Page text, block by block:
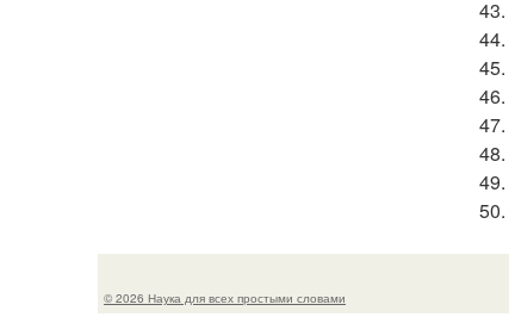
43.
44.
45.
46.
47.
48.
49.
50.
© 2026 Наука для всех простыми словами